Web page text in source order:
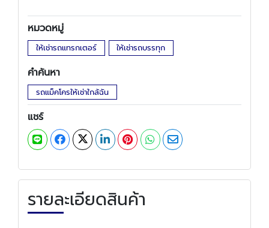
หมวดหมู่
ให้เช่ารถแทรกเตอร์ ให้เช่ารถบรรทุก
คำค้นหา
รถแม็คโครให้เช่าใกล้ฉัน
แชร์
รายละเอียดสินค้า